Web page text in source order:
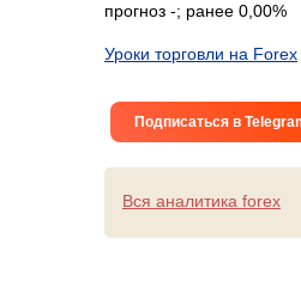
прогноз -; ранее 0,00%
Уроки торговли на Forex
Подписаться в
Вся аналитика forex